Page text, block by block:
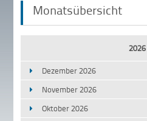
Monatsübersicht
2026
Dezember 2026
November 2026
Oktober 2026